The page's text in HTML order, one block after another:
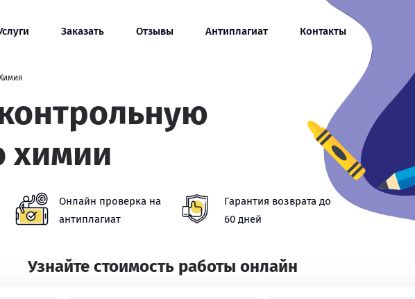
Заказать Отзывы Антиплагиат Контакты
химии
Онлайн проверка на
антиплагиат
Гарантия возврата до
60 дней
Узнайте стоимость работы онлайн